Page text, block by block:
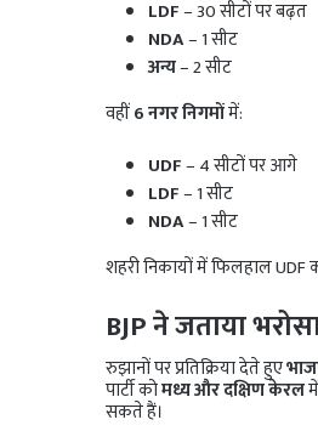
LDF– 30 सीटों पर बढ़त
NDA– 1 सीट
अन्य– 2 सीट
वहीं6 नगर निगमोंमें:
UDF– 4 सीटों पर आगे
LDF– 1 सीट
NDA– 1 सीट
शहरी निकायों में फिलहाल UDF
BJP ने जताया
रुझानों पर प्रतिक्रिया देते हुए
पार्टी कोमध्य और दक्षिण केरल
सकते हैं।